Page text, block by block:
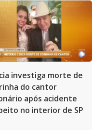
investiga morte de
do cantor
após acidente
no interior de SP